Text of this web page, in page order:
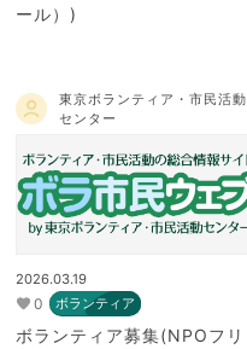
ール）)
東京ボランティア・市民活動
センター
2026.03.19
0 ボランティア
ボランティア募集(NPOフリ